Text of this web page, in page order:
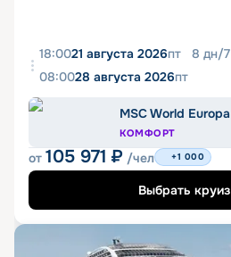
18:0021 августа 2026пт 8 дн/7
08:0028 августа 2026пт
MSC World Europa
КОМФОРТ
от 105 971 ₽ /чел +1 000
Выбрать круиз